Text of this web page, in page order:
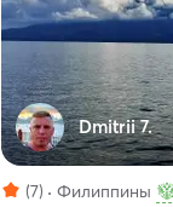
Dmitrii 7.
(7) Филиппины